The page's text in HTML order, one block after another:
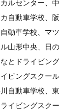
ルセンター、
カ自動車学校、
自動車学校、マ
山形中央、日
とドライビン
ビングスクー
自動車学校、
ライビングスク